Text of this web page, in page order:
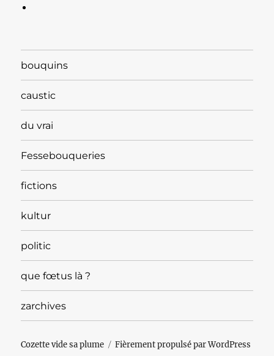
bouquins
caustic
du vrai
Fessebouqueries
fictions
kultur
politic
que fœtus là ?
zarchives
Cozette vide sa plume Fièrement propulsé par WordPress